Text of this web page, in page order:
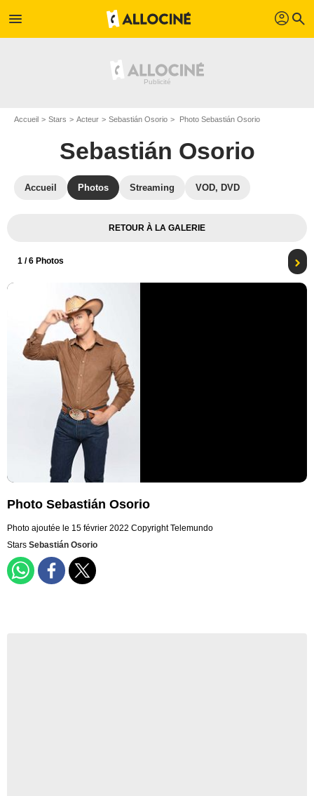
menu profil search
Accueil Stars Acteur Sebastián Osorio Photo Sebastián Osorio
Sebastián Osorio
Accueil Photos Streaming VOD, DVD
RETOUR À LA GALERIE
1 / 6 Photos
Photo Sebastián Osorio
Photo ajoutée le 15 février 2022 Copyright Telemundo
Stars Sebastián Osorio